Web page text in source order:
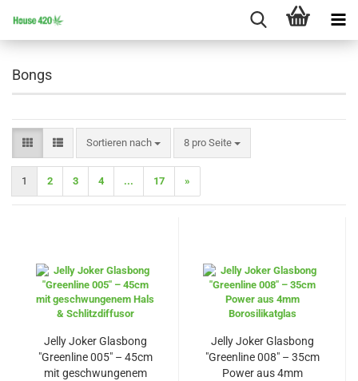
Bongs
Sortieren nach
Sortieren nach 8 pro Seite
pro Seite
1 2 3 4 ... 17 »
Jelly Joker Glasbong
"Greenline 005" – 45cm
mit geschwungenem
Jelly Joker Glasbong
"Greenline 008" – 35cm
Power aus 4mm